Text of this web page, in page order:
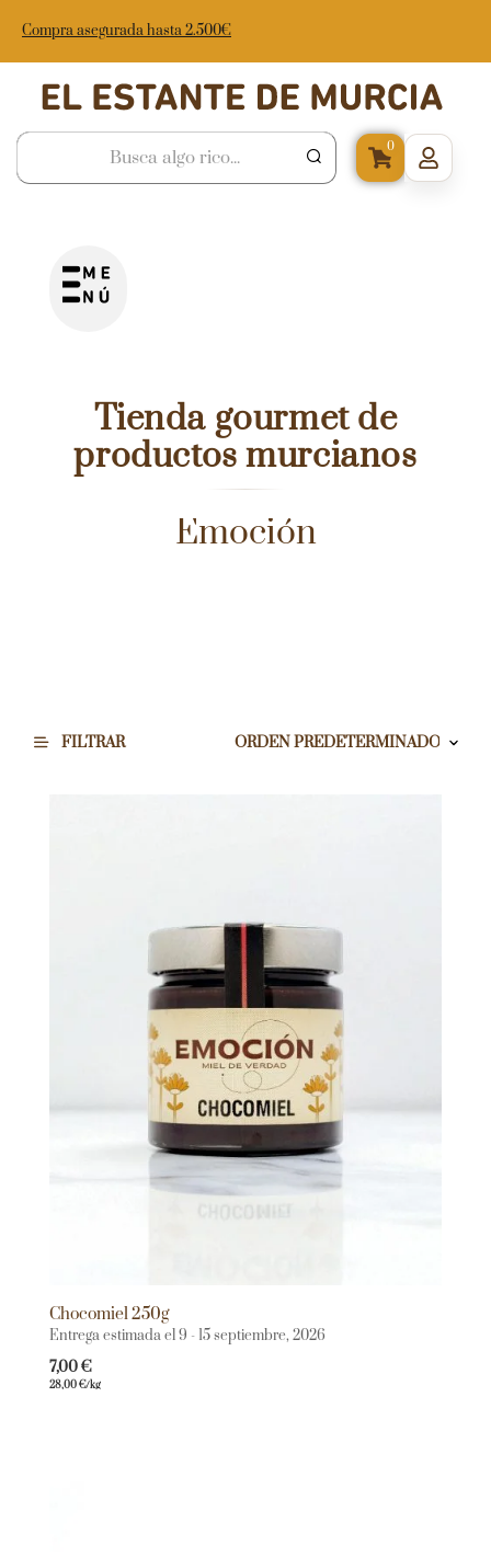
Compra asegurada hasta 2.500€
0
Tienda gourmet de
productos murcianos
Emoción
FILTRAR
Chocomiel 250g
Entrega estimada el 9 - 15 septiembre, 2026
7,00€
28,00€/kg